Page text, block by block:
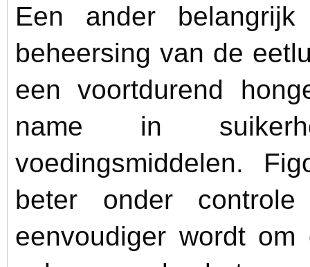
Een ander
beheersing van de
een voortdurend
name in
voedingsmiddelen.
beter onder
eenvoudiger wordt